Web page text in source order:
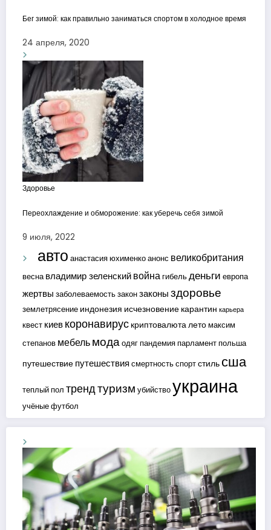
Бег зимой: как правильно заниматься спортом в холодное время
24 апреля, 2020
Здоровье
Переохлаждение и обморожение: как уберечь себя зимой
9 июля, 2022
авто анастасия юхименкоанонс великобритания
весна владимир зеленскийвойнагибельденьги европа
жертвы заболеваемостьзаконзаконыздоровье
землетрясение индонезия исчезновение карантин карьера
квест киевкоронавирус криптовалюталетомаксим
степанов мебельмодаодягпандемияпарламентпольша
путешествие путешествия смертностьспортстиль сша
теплый пол трендтуризм убийствоукраина
учёныефутбол